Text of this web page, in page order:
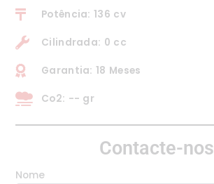
Potência: 136 cv
Cilindrada: 0 cc
Garantia: 18 Meses
Co2: -- gr
Contacte-nos
Nome